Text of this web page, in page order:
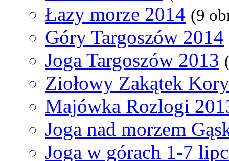
Łazy morze 2014 (9
Góry Targoszów 2014
Joga Targoszów 2013
Ziołowy Zakątek
Majówka Rozlogi
Joga nad morzem
Joga w górach 1-7